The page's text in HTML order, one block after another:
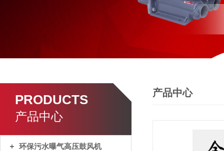
PRODUCTS
产品中心
环保污水曝气高压鼓风机
产品中心